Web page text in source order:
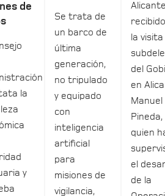
de
la
y
Se trata de
un barco de
última
generación,
no tripulado
y equipado
con
inteligencia
artificial
para
misiones de
vigilancia,
la
del
en
Manuel
Pineda,
quien
el
de la